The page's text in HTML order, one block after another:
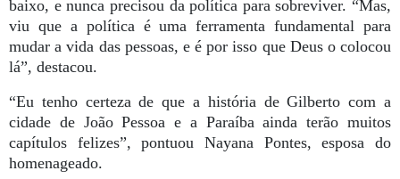
baixo, e nunca precisou da política para sobreviver. “Mas,
viu que a política é uma ferramenta fundamental para
mudar a vida das pessoas, e é por isso que Deus o colocou
lá”, destacou.
“Eu tenho certeza de que a história de Gilberto com a
cidade de João Pessoa e a Paraíba ainda terão muitos
capítulos felizes”, pontuou Nayana Pontes, esposa do
homenageado.